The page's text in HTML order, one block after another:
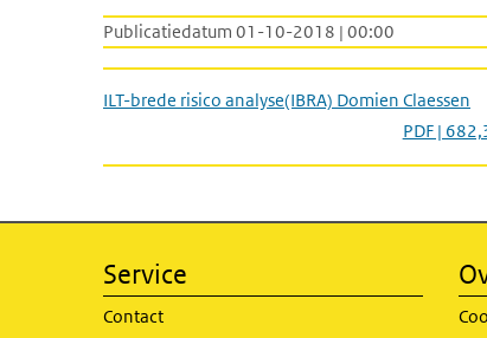
Publicatiedatum 01-10-2018 | 00:00
ILT-brede risico analyse(IBRA) Domien Claessen
PDF |
Service
Contact